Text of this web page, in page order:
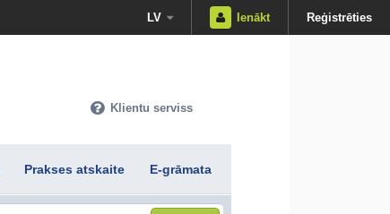
LV Ienākt Reģistrēties
Klientu serviss
Prakses atskaite E-grāmata